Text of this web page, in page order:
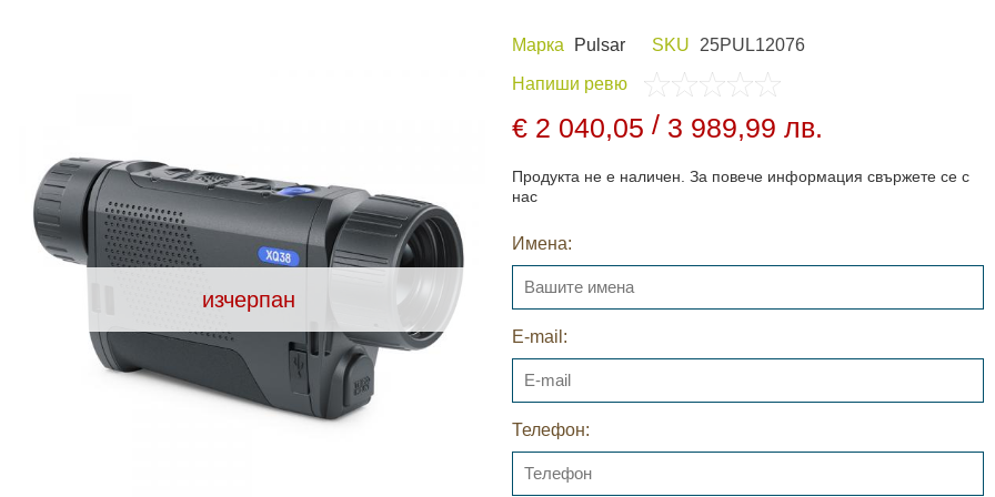
ЛОВНО ОБЛЕКЛО
ЗАРЯДНИ
изчерпан
Марка Pulsar SKU 25PUL12076
Напиши ревю
€ 2 040,05 / 3 989,99 лв.
Продукта не е наличен. За повече информация свържете се с
нас
Имена:
E-mail:
Телефон: